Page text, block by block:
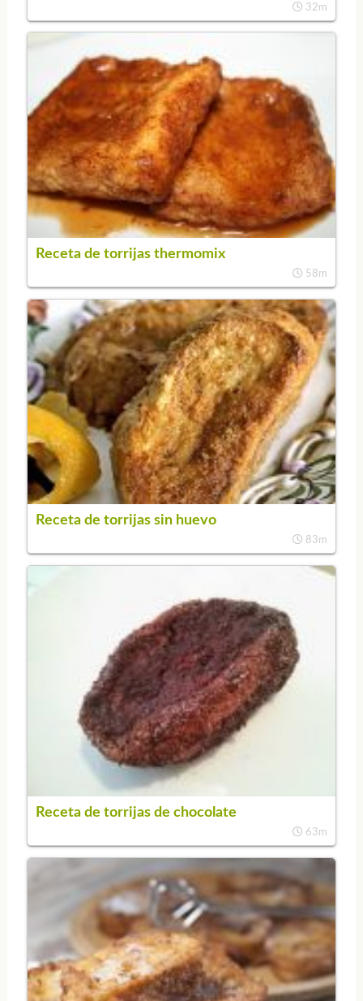
32m
Receta de torrijas thermomix
58m
Receta de torrijas sin huevo
83m
Receta de torrijas de chocolate
63m